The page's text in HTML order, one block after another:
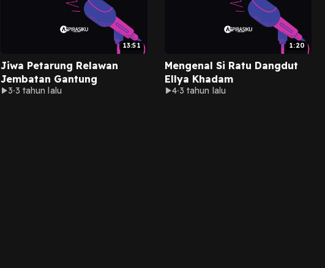
13:51
Jiwa Petarung Relawan
Jembatan Gantung
3 3 tahun lalu
1:20
Mengenal Si Ratu Dangdut
Ellya Khadam
4 3 tahun lalu